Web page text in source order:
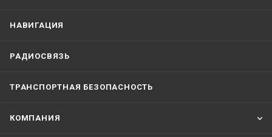
НАВИГАЦИЯ
РАДИОСВЯЗЬ
ТРАНСПОРТНАЯ БЕЗОПАСНОСТЬ
КОМПАНИЯ